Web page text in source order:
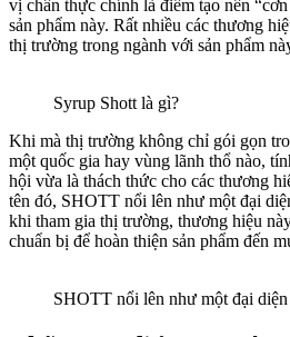
vị chân thực chính là điểm tạo nên
sản phẩm này. Rất nhiều các thương
thị trường trong ngành với sản phẩm
Syrup Shott là gì?
Khi mà thị trường không chỉ gói gọn
một quốc gia hay vùng lãnh thổ nào,
hội vừa là thách thức cho các thương
tên đó, SHOTT nổi lên như một đại
khi tham gia thị trường, thương hiệu
chuẩn bị để hoàn thiện sản phẩm đến
SHOTT nổi lên như một đại